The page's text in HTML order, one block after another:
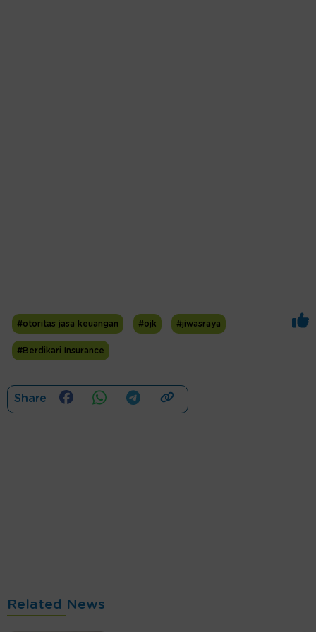
#otoritas jasa keuangan #ojk #jiwasraya
#Berdikari Insurance
Share
Related News